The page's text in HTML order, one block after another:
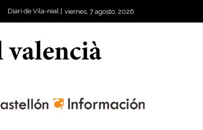
Diari de Vila-real | viernes, 7 agosto, 2026